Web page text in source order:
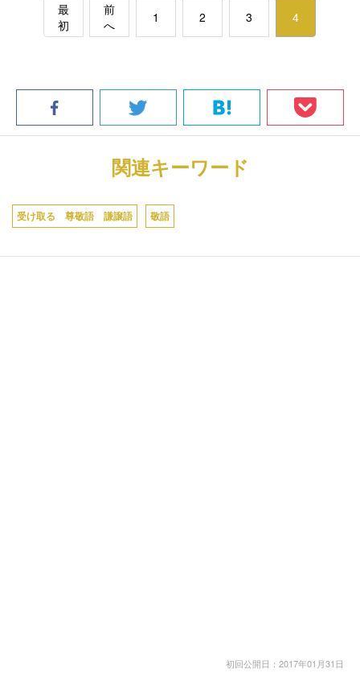
最
初
前
へ
1 2 3 4
関連キーワード
受け取る 尊敬語 謙譲語 敬語
初回公開日：2017年01月31日